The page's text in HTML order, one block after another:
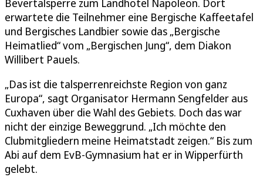
Bevertalsperre zum Landhotel Napoleon. Dort
erwartete die Teilnehmer eine Bergische Kaffeetafel
und Bergisches Landbier sowie das „Bergische
Heimatlied“ vom „Bergischen Jung“, dem Diakon
Willibert Pauels.
„Das ist die talsperrenreichste Region von ganz
Europa“, sagt Organisator Hermann Sengfelder aus
Cuxhaven über die Wahl des Gebiets. Doch das war
nicht der einzige Beweggrund. „Ich möchte den
Clubmitgliedern meine Heimatstadt zeigen.“ Bis zum
Abi auf dem EvB-Gymnasium hat er in Wipperfürth
gelebt.